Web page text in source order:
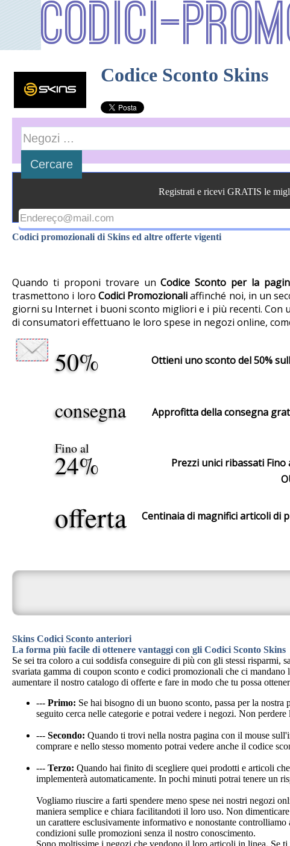
Codici-
Codice Sconto Skins
Quando ti proponi trovare unCodice Sconto per la
trasmettono i loro Codici Promozionaliaffinché noi, in un
giorni su Internet i buoni sconto migliori e i più recenti. Con
di consumatori effettuano le loro spese in negozi online,
Registrati e ricevi GRATIS le
Codici promozionali di Skins ed altre offerte vigenti
50% Ottieni uno sconto del 50%
consegna Approfitta della consegna
Fino al
24%
Prezzi unici ribassati
offerta Centinaia di magnifici articoli di
Skins Codici Sconto anteriori
La forma più facile di ottenere vantaggi con gli Codici Sconto Skins
Se sei tra coloro a cui soddisfa conseguire di più con gli stessi
svariata gamma di coupon sconto e codici promozionali che ci
aumentare il nostro catalogo di offerte e fare in modo che tu possa
--- Primo: Se hai bisogno di un buono sconto, passa per la nostra
seguito cerca nelle categorie e potrai vedere i negozi. Non
--- Secondo: Quando ti trovi nella nostra pagina con il mouse
comprare e nello stesso momento potrai vedere anche il codice
--- Terzo: Quando hai finito di scegliere quei prodotti e articoli
implementerà automaticamente. In pochi minuti potrai tenere un
Vogliamo riuscire a farti spendere meno spese nei nostri negozi
maniera semplice e chiara facilitandoti il loro uso. Non
un carattere esclusivamente informativo e nonostante
condizioni sulle promozioni senza il nostro conoscimento.
Sono moltissime i negozi che vendono il loro articoli in linea. Se